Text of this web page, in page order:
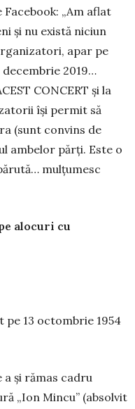
„Am aflat
şi nu există niciun
apar pe
2019…
CONCERT şi la
îşi permit să
(sunt convins de
ambelor părţi. Este o
mulţumesc
alocuri cu
pe 13 oc­tom­brie 1954
a şi rămas cadru
„Ion Mincu” (absolvit